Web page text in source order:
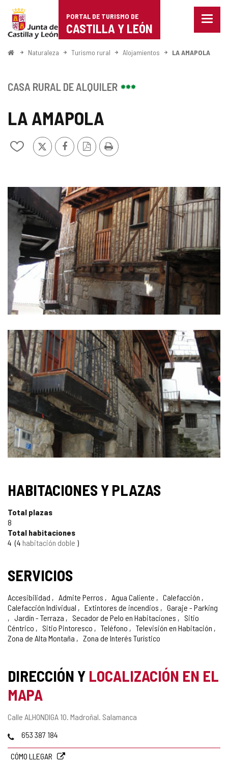
Portal
de
Turismo
Castilla
León
PORTAL DE TURISMO DE
CASTILLA Y LEÓN
Menu
InicioNaturaleza Turismo rural Alojamientos LA AMAPOLA
LA AMAPOLA
Añadir/quitar
X FacebookVersión
PDF
Imprimir
GALERÍA
DE
IMÁGENES
CASA RURAL DE ALQUILER
HABITACIONES Y PLAZAS
Total plazas
8
Total habitaciones
4 4 habitación doble
SERVICIOS
Accesibilidad Admite Perros Agua Caliente
Calefacción
Calefacción Individual
Extintores de incendios
Garaje - Parking
Jardín - Terraza
Secador de Pelo en Habitaciones
Sitio
Céntrico
Sitio Pintoresco Teléfono
Televisión en Habitación
Zona de Alta Montaña
Zona de Interés Turístico
DIRECCIÓN Y LOCALIZACIÓN EN EL
MAPA
Dirección
Calle ALHONDIGA 10. Madroñal. Salamanca
Teléfonos
653 387 184
CÓMO LLEGAR